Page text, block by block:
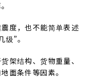
度，也不能简单表述
”。
架结构、货物重量、
面条件等因素。